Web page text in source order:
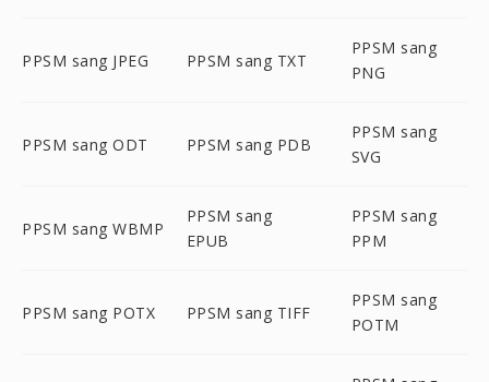
PPSM sang JPEG PPSM sang TXT
PPSM sang
PNG
PPSM sang ODT PPSM sang PDB
PPSM sang
SVG
PPSM sang WBMP
PPSM sang
EPUB
PPSM sang
PPM
PPSM sang POTX PPSM sang TIFF
PPSM sang
POTM